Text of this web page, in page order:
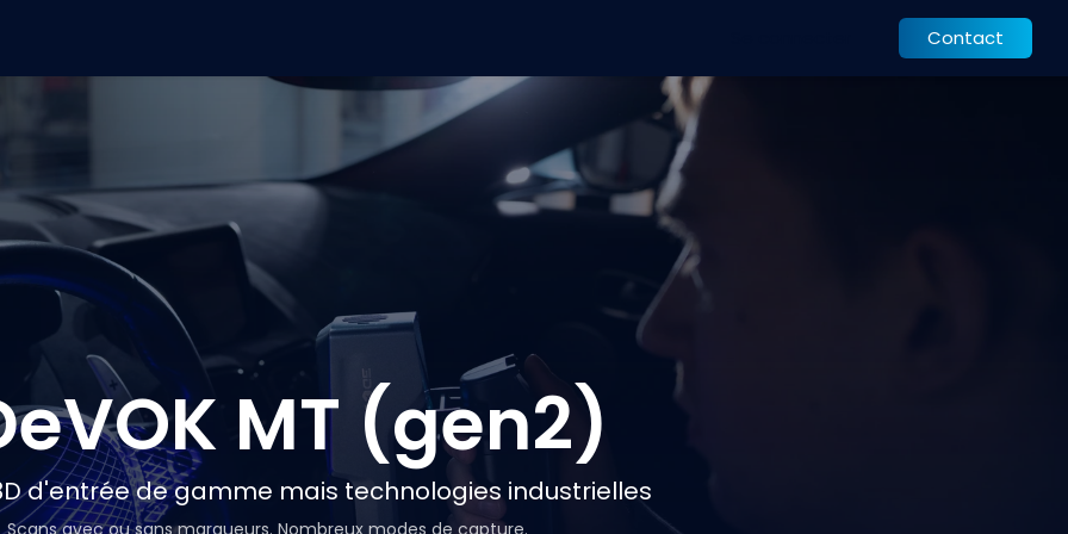
Contact
MT (gen2)
d'entrée de gamme mais technologies industrielles
Scans avec ou sans marqueurs. Nombreux modes de capture.